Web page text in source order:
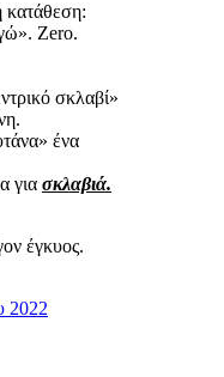
κατάθεση:
Zero.
σκλαβί»
ένα
για σκλαβιά.
έγκυος.
2022